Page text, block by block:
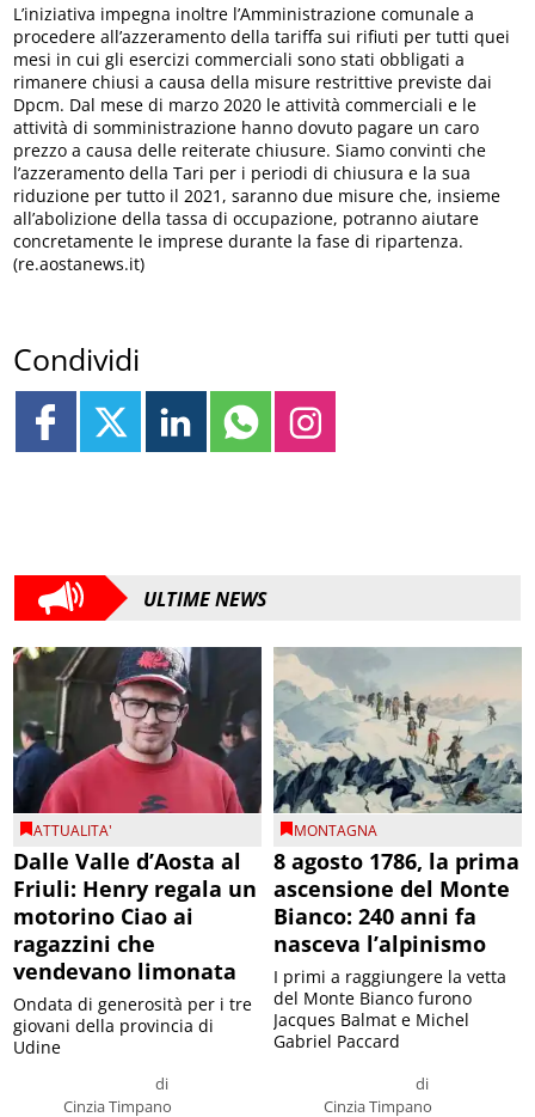
L’iniziativa impegna inoltre l’Amministrazione comunale a
procedere all’azzeramento della tariffa sui rifiuti per tutti quei
mesi in cui gli esercizi commerciali sono stati obbligati a
rimanere chiusi a causa della misure restrittive previste dai
Dpcm. Dal mese di marzo 2020 le attività commerciali e le
attività di somministrazione hanno dovuto pagare un caro
prezzo a causa delle reiterate chiusure. Siamo convinti che
l’azzeramento della Tari per i periodi di chiusura e la sua
riduzione per tutto il 2021, saranno due misure che, insieme
all’abolizione della tassa di occupazione, potranno aiutare
concretamente le imprese durante la fase di ripartenza.
(re.aostanews.it)
Condividi
ULTIME NEWS
ATTUALITA'
Dalle Valle d’Aosta al
Friuli: Henry regala un
motorino Ciao ai
ragazzini che
vendevano limonata
di
Cinzia Timpano
Ondata di generosità per i tre
giovani della provincia di
Udine
MONTAGNA
8 agosto 1786, la prima
ascensione del Monte
Bianco: 240 anni fa
nasceva l’alpinismo
di
Cinzia Timpano
I primi a raggiungere la vetta
del Monte Bianco furono
Jacques Balmat e Michel
Gabriel Paccard